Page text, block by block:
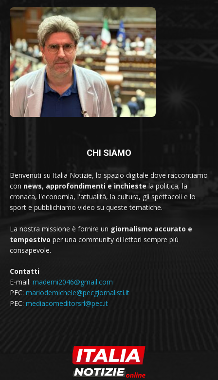
CHI SIAMO
Benvenuti su Italia Notizie, lo spazio digitale dove raccontiamo
con news, approfondimenti e inchieste la politica, la
cronaca, l'economia, l'attualità, la cultura, gli spettacoli e lo
sport e pubblichiamo video su queste tematiche.
La nostra missione è fornire un giornalismo accurato e
tempestivo per una community di lettori sempre più
consapevole.
Contatti
E-mail: mademi2046@gmail.com
PEC: mariodemichele@pecgiornalisti.it
PEC: mediacomeditorsrl@pec.it